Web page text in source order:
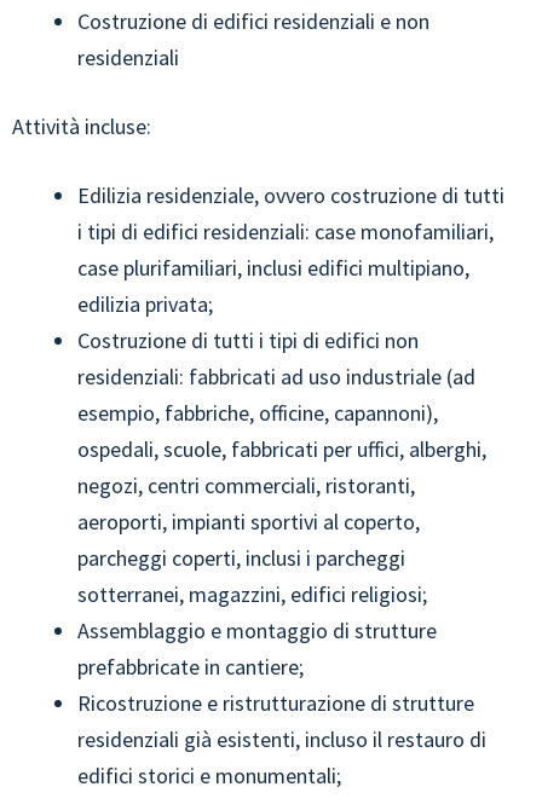
Costruzione di edifici residenziali e non
residenziali
Attività incluse:
Edilizia residenziale, ovvero costruzione di tutti
i tipi di edifici residenziali: case monofamiliari,
case plurifamiliari, inclusi edifici multipiano,
edilizia privata;
Costruzione di tutti i tipi di edifici non
residenziali: fabbricati ad uso industriale (ad
esempio, fabbriche, officine, capannoni),
ospedali, scuole, fabbricati per uffici, alberghi,
negozi, centri commerciali, ristoranti,
aeroporti, impianti sportivi al coperto,
parcheggi coperti, inclusi i parcheggi
sotterranei, magazzini, edifici religiosi;
Assemblaggio e montaggio di strutture
prefabbricate in cantiere;
Ricostruzione e ristrutturazione di strutture
residenziali già esistenti, incluso il restauro di
edifici storici e monumentali;